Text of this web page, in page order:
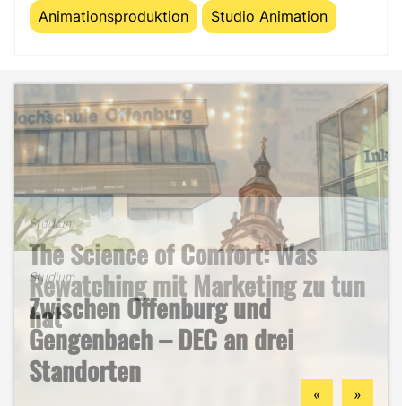
Animationsproduktion Studio Animation
Studium
The Science of Comfort: Was
Rewatching mit Marketing zu tun
hat
Studium
Zwischen Offenburg und
Gengenbach – DEC an drei
Standorten
Studium
B2B-Marketing für das Handwerk
– und warum du hier deine
berufliche Zukunft finden
könntest
Studium
Mein ehrlicher DEC-Survival-
Guide durch das Wintersemester
Studentenleben
Ästhetik, Sport und
Zukunftspläne: Aylin im Portrait
« »